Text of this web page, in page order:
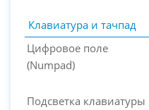
Клавиатура и тачпад
Цифровое поле
(Numpad)
Подсветка клавиатуры